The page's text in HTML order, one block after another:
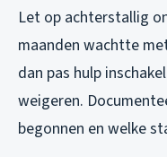
Let op achterstallig
maanden wachtte
dan pas hulp
weigeren.
begonnen en welke